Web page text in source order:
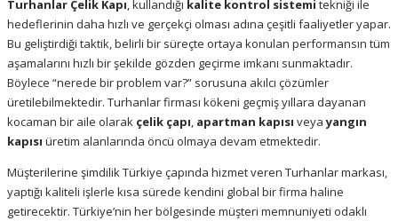
Turhanlar Çelik Kapı, kullandığı kalite kontrol sistemi tekniği ile
hedeflerinin daha hızlı ve gerçekçi olması adına çeşitli faaliyetler yapar.
Bu geliştirdiği taktik, belirli bir süreçte ortaya konulan performansın tüm
aşamalarını hızlı bir şekilde gözden geçirme imkanı sunmaktadır.
Böylece “nerede bir problem var?” sorusuna akılcı çözümler
üretilebilmektedir. Turhanlar firması kökeni geçmiş yıllara dayanan
kocaman bir aile olarak çelik çapı, apartman kapısı veyayangın
kapısı üretim alanlarında öncü olmaya devam etmektedir.
Müşterilerine şimdilik Türkiye çapında hizmet veren Turhanlar markası,
yaptığı kaliteli işlerle kısa sürede kendini global bir firma haline
getirecektir. Türkiye’nin her bölgesinde müşteri memnuniyeti odaklı